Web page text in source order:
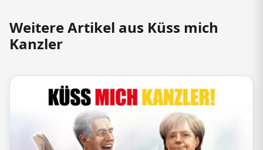
Weitere Artikel aus Küss mich
Kanzler